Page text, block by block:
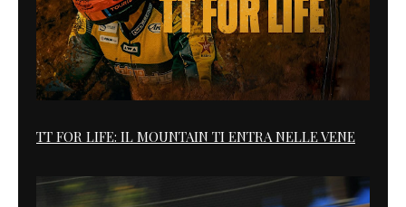
TT FOR LIFE: IL MOUNTAIN TI ENTRA NELLE VENE